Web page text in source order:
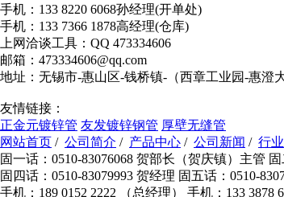
手机：133 8220 6068孙经理(开单处)
手机：133 7366 1878高经理(仓库)
上网洽谈工具：QQ 473334606
邮箱：473334606@qq.com
地址：无锡市-惠山区-钱桥镇-（西章工业园-惠澄
友情链接：
正金元镀锌管 友发镀锌钢管 厚壁无缝管
网站首页 / 公司简介 / 产品中心 / 公司新闻 / 行
固一话：0510-83076068 贺部长（贺庆镇）主管
固四话：0510-83079993 贺经理 固五话：0510-
手机：189 0152 2222 （总经理） 手机：133 3878